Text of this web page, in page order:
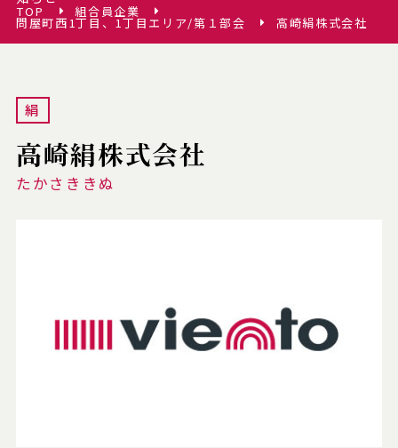
TOP 組合員企業
問屋町西1丁目、1丁目エリア/第１部会 高崎絹株式会社
絹
高崎絹株式会社
たかさききぬ